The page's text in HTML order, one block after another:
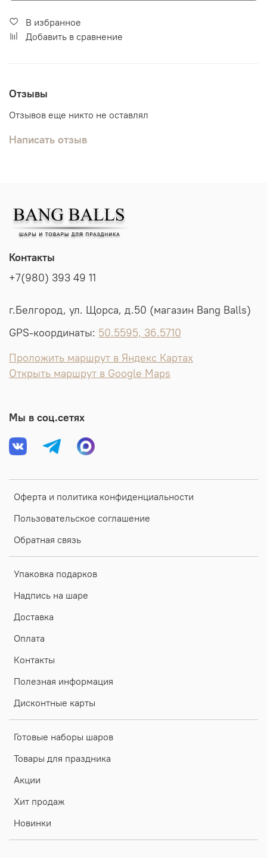
В избранное
Добавить в сравнение
Отзывы
Отзывов еще никто не оставлял
Написать отзыв
Оферта и политика конфиденциальности
Пользовательское соглашение
Обратная связь
Упаковка подарков
Надпись на шаре
Доставка
Оплата
Контакты
Полезная информация
Дисконтные карты
Готовые наборы шаров
Товары для праздника
Акции
Хит продаж
Новинки
Контакты
+7(980) 393 49 11
г.Белгород, ул. Щорса, д.50 (магазин Bang Balls)
GPS-координаты: 50.5595, 36.5710
Проложить маршрут в Яндекс Картах
Открыть маршрут в Google Maps
Мы в соц.сетях